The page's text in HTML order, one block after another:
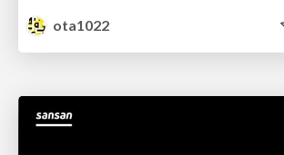
ota1022